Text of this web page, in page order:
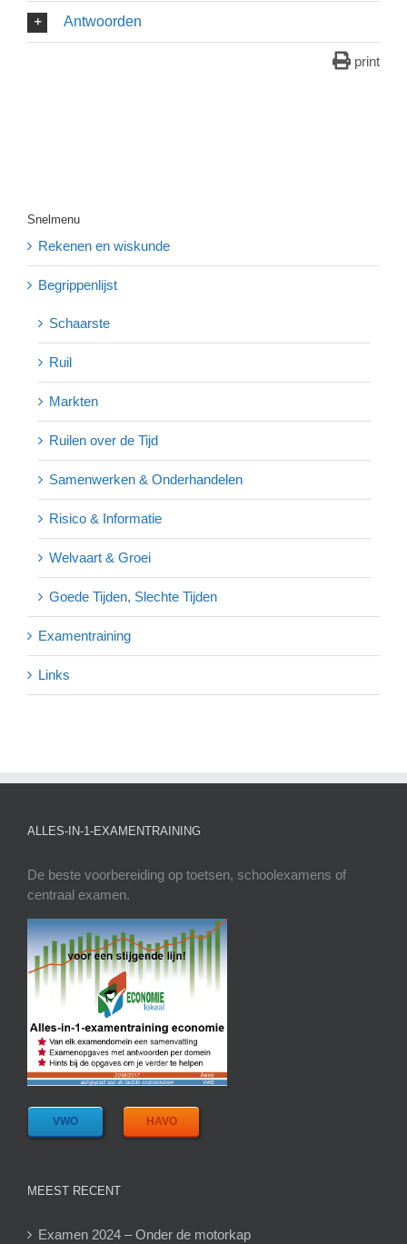
Antwoorden
print
Snelmenu
Rekenen en wiskunde
Begrippenlijst
Schaarste
Ruil
Markten
Ruilen over de Tijd
Samenwerken & Onderhandelen
Risico & Informatie
Welvaart & Groei
Goede Tijden, Slechte Tijden
Examentraining
Links
ALLES-IN-1-EXAMENTRAINING
De beste voorbereiding op toetsen, schoolexamens of
centraal examen.
VWO HAVO
MEEST RECENT
Examen 2024 – Onder de motorkap